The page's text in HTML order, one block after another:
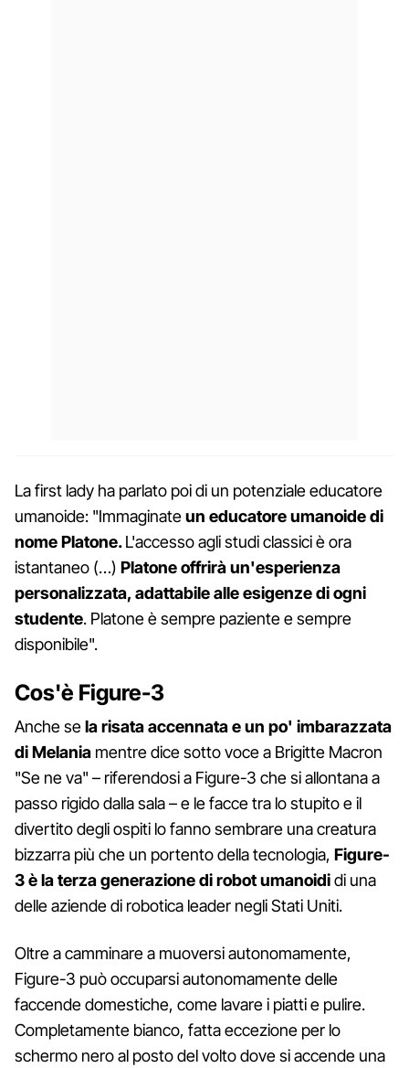
La first lady ha parlato poi di un potenziale educatore
umanoide: "Immaginateun educatore umanoide di
nome Platone.L'accesso agli studi classici è ora
istantaneo (…) Platone offrirà un'esperienza
personalizzata, adattabile alle esigenze di ogni
studente. Platone è sempre paziente e sempre
disponibile".
Cos'è Figure-3
Anche sela risata accennata e un po' imbarazzata
di Melania mentre dice sotto voce a Brigitte Macron
"Se ne va" – riferendosi a Figure-3 che si allontana a
passo rigido dalla sala – e le facce tra lo stupito e il
divertito degli ospiti lo fanno sembrare una creatura
bizzarra più che un portento della tecnologia, Figure-
3 è la terza generazione di robot umanoididi una
delle aziende di robotica leader negli Stati Uniti.
Oltre a camminare a muoversi autonomamente,
Figure-3 può occuparsi autonomamente delle
faccende domestiche, come lavare i piatti e pulire.
Completamente bianco, fatta eccezione per lo
schermo nero al posto del volto dove si accende una